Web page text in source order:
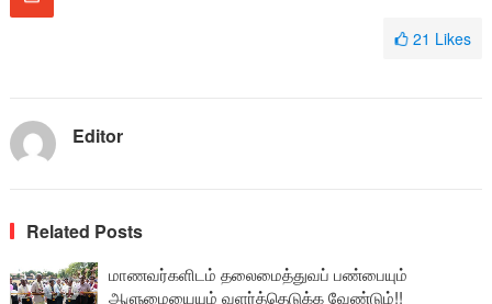
21 Likes
Editor
Related Posts
மாணவர்களிடம் தலைமைத்துவப் பண்பையும்
ஆளுமையையும் வளர்த்தெடுக்க வேண்டும்!!